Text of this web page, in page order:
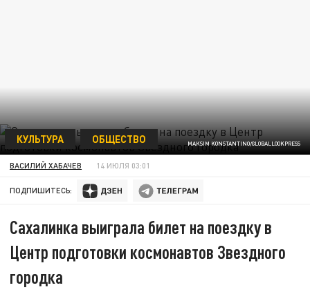
MAKSIM KONSTANTINO/GLOBALLOOKPRESS
КУЛЬТУРА ОБЩЕСТВО
ВАСИЛИЙ ХАБАЧЕВ 14 ИЮЛЯ 03:01
ПОДПИШИТЕСЬ:
Сахалинка выиграла билет на поездку в
Центр подготовки космонавтов Звездного
городка